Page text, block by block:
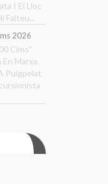
I El Lloc
Falteu...
2026
Cims”
En Marxa.
Puigpelat